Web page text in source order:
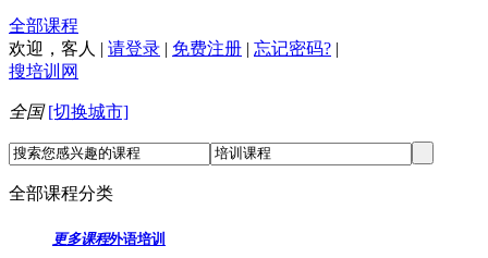
全部课程
欢迎， 客人 | 请登录 | 免费注册 | 忘记密码? |
搜培训网
全国 [切换城市]
全部课程分类
更多课程外语培训